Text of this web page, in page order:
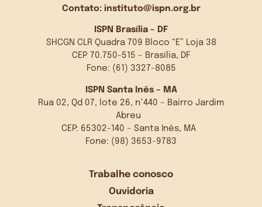
Contato: instituto@ispn.org.br
ISPN Brasília – DF
SHCGN CLR Quadra 709 Bloco “E” Loja 38
CEP 70.750-515 – Brasília, DF
Fone: (61) 3327-8085
ISPN Santa Inês – MA
Rua 02, Qd 07, lote 26, n°440 – Bairro Jardim
Abreu
CEP: 65302-140 – Santa Inês, MA
Fone: (98) 3653-9783
Trabalhe conosco
Ouvidoria